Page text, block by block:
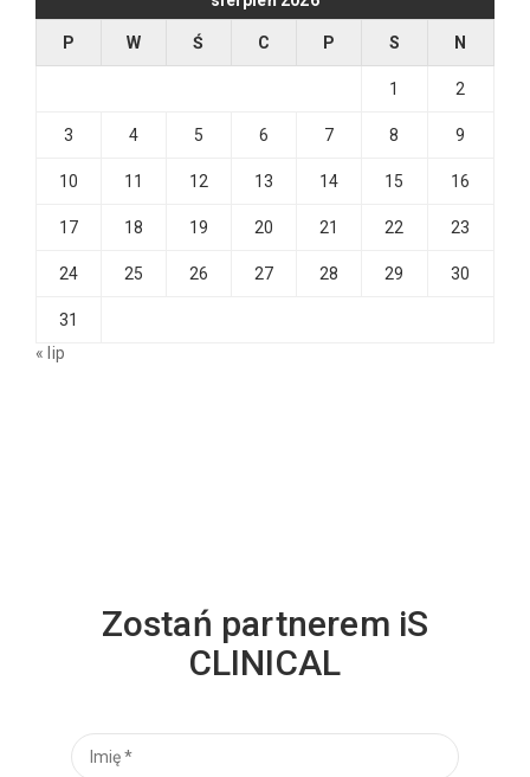
P W Ś C P S N
1 2
3 4 5 6 7 8 9
10 11 12 13 14 15 16
17 18 19 20 21 22 23
24 25 26 27 28 29 30
31
« lip
Zostań partnerem iS
CLINICAL